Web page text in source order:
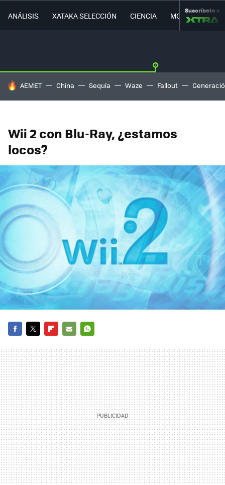
ANÁLISIS XATAKA SELECCIÓN CIENCIA MOVILIDAD
Suscríbete a
HOY SE HABLA DE
AEMET China Sequía Waze Fallout
Wii 2 con Blu-Ray, ¿estamos
locos?
MAIL